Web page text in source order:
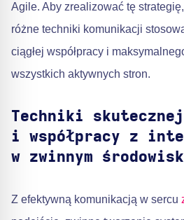
Agile. Aby zrealizować tę
różne techniki komunikacji
ciągłej współpracy i
wszystkich aktywnych stron.
Techniki
i współpracy z
w zwinnym
Z efektywną komunikacją w sercu